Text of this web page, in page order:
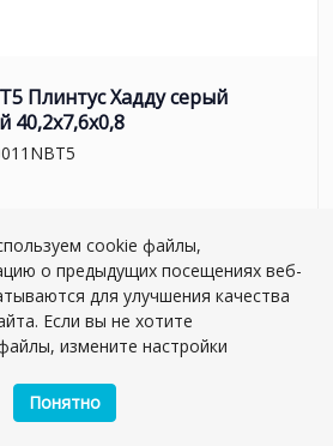
Плинтус Хадду серый
40,2x7,6x0,8
шт
cookie файлы,
о предыдущих посещениях веб-
для улучшения качества
Если вы не хотите
измените настройки
Понятно